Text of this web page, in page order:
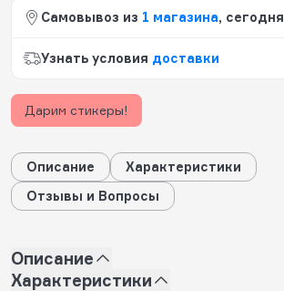
Самовывоз из 1 магазина, сегодня
Узнать условия доставки
Дарим стикеры!
Описание
Характеристики
Отзывы и Вопросы
Описание
Характеристики